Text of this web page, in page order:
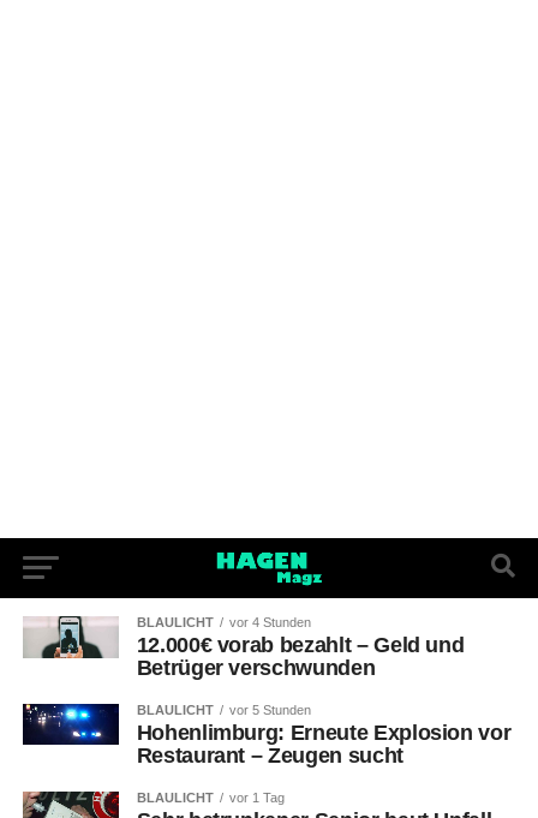
BLAULICHT vor 4 Stunden
12.000€ vorab bezahlt – Geld und
Betrüger verschwunden
BLAULICHT vor 5 Stunden
Hohenlimburg: Erneute Explosion vor
Restaurant – Zeugen sucht
BLAULICHT vor 1 Tag